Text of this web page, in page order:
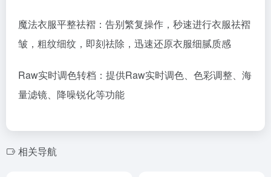
魔法衣服平整祛褶：告别繁复操作，秒速进行衣服祛褶
皱，粗纹细纹，即刻祛除，迅速还原衣服细腻质感
Raw实时调色转档：提供Raw实时调色、色彩调整、海
量滤镜、降噪锐化等功能
相关导航